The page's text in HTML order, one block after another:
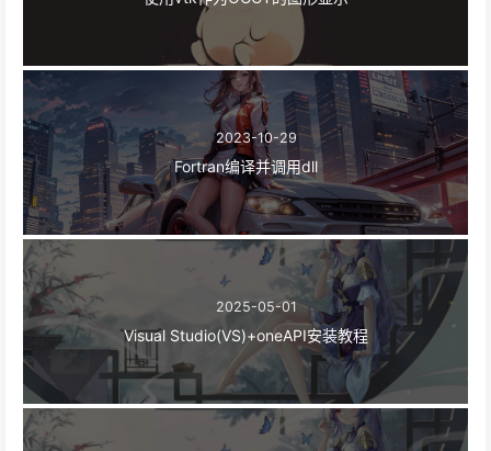
2023-10-29
Fortran编译并调用dll
2025-05-01
Visual Studio(VS)+oneAPI安装教程